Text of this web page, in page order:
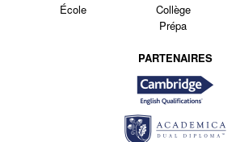
École
Collège
Prépa
PARTENAIRES